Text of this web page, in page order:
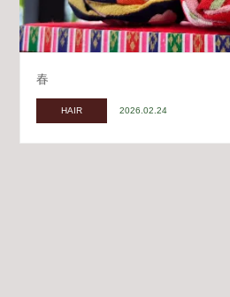
春
HAIR 2026.02.24